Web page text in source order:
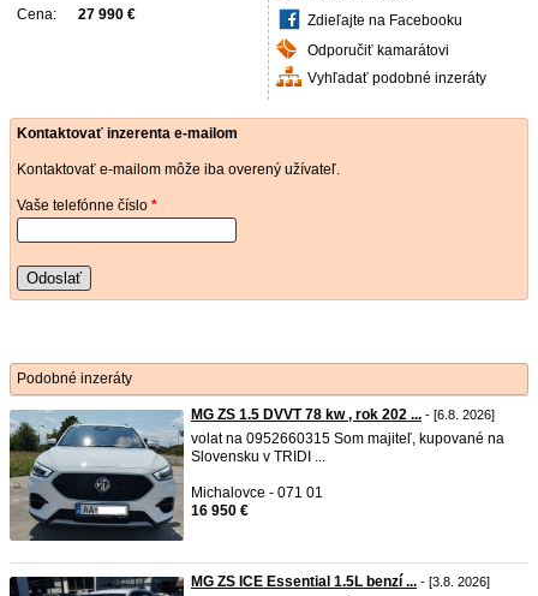
Cena: 27 990 €
Zdieľajte na Facebooku
Odporučiť kamarátovi
Vyhľadať podobné inzeráty
Kontaktovať inzerenta e-mailom
Kontaktovať e-mailom môže iba overený užívateľ.
Vaše telefónne číslo *
Odoslať
Podobné inzeráty
MG ZS 1.5 DVVT 78 kw , rok 202 ... - [6.8. 2026]
volat na 0952660315 Som majiteľ, kupované na
Slovensku v TRIDI ...
Michalovce - 071 01
16 950 €
MG ZS ICE Essential 1.5L benzí ... - [3.8. 2026]